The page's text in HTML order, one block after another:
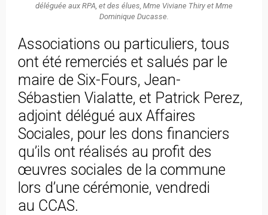
déléguée aux RPA, et des élues, Mme Viviane Thiry et Mme
Dominique Ducasse.
Associations ou particuliers, tous
ont été remerciés et salués par le
maire de Six-Fours, Jean-
Sébastien Vialatte, et Patrick Perez,
adjoint délégué aux Affaires
Sociales, pour les dons financiers
qu’ils ont réalisés au profit des
œuvres sociales de la commune
lors d’une cérémonie, vendredi
au CCAS.